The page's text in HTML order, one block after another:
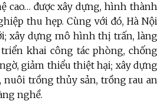
cao… được xây dựng, hình thành
thu hẹp. Cùng với đó, Hà Nội
xây dựng mô hình thị trấn, làng
khai công tác phòng, chống
giảm thiểu thiệt hại; xây dựng
nuôi trồng thủy sản, trồng rau an
nghề.